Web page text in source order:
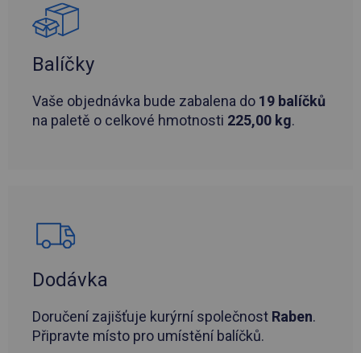
Balíčky
Vaše objednávka bude zabalena do 19 balíčků
na paletě o celkové hmotnosti 225,00 kg.
Dodávka
Doručení zajišťuje kurýrní společnost Raben.
Připravte místo pro umístění balíčků.